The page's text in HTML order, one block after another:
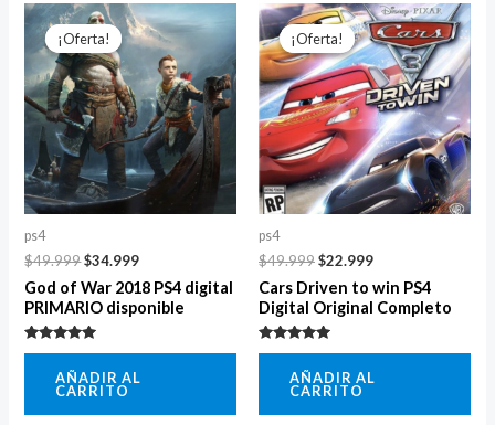
¡Oferta!
¡Oferta!
ps4
$49.999
El
precio
original
era:
$49.999.
$34.999
El
precio
actual
es:
$34.999.
God of War 2018 PS4 digital
PRIMARIO disponible
Valorado
AÑADIR AL
CARRITO
¡Oferta!
¡Oferta!
ps4
$49.999
El
precio
original
era:
$49.999.
$22.999
El
precio
actual
es:
$22.999.
Cars Driven to win PS4
Digital Original Completo
Valorado
AÑADIR AL
CARRITO